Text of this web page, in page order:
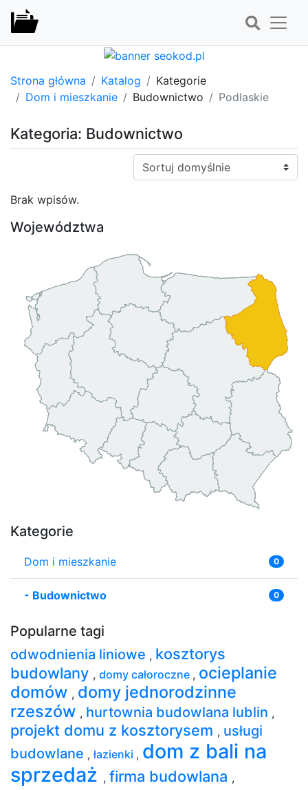
Strona główna Katalog
Kategorie
Dom i mieszkanie
Budownictwo Podlaskie
Kategoria: Budownictwo
Sortuj:
Brak wpisów.
Województwa
Kategorie
Dom i mieszkanie 0
- Budownictwo 0
Popularne tagi
odwodnienia liniowe , kosztorys
budowlany , domy całoroczne , ocieplanie
domów , domy jednorodzinne
rzeszów , hurtownia budowlana lublin ,
projekt domu z kosztorysem , usługi
budowlane , łazienki , dom z bali na
sprzedaż , firma budowlana ,